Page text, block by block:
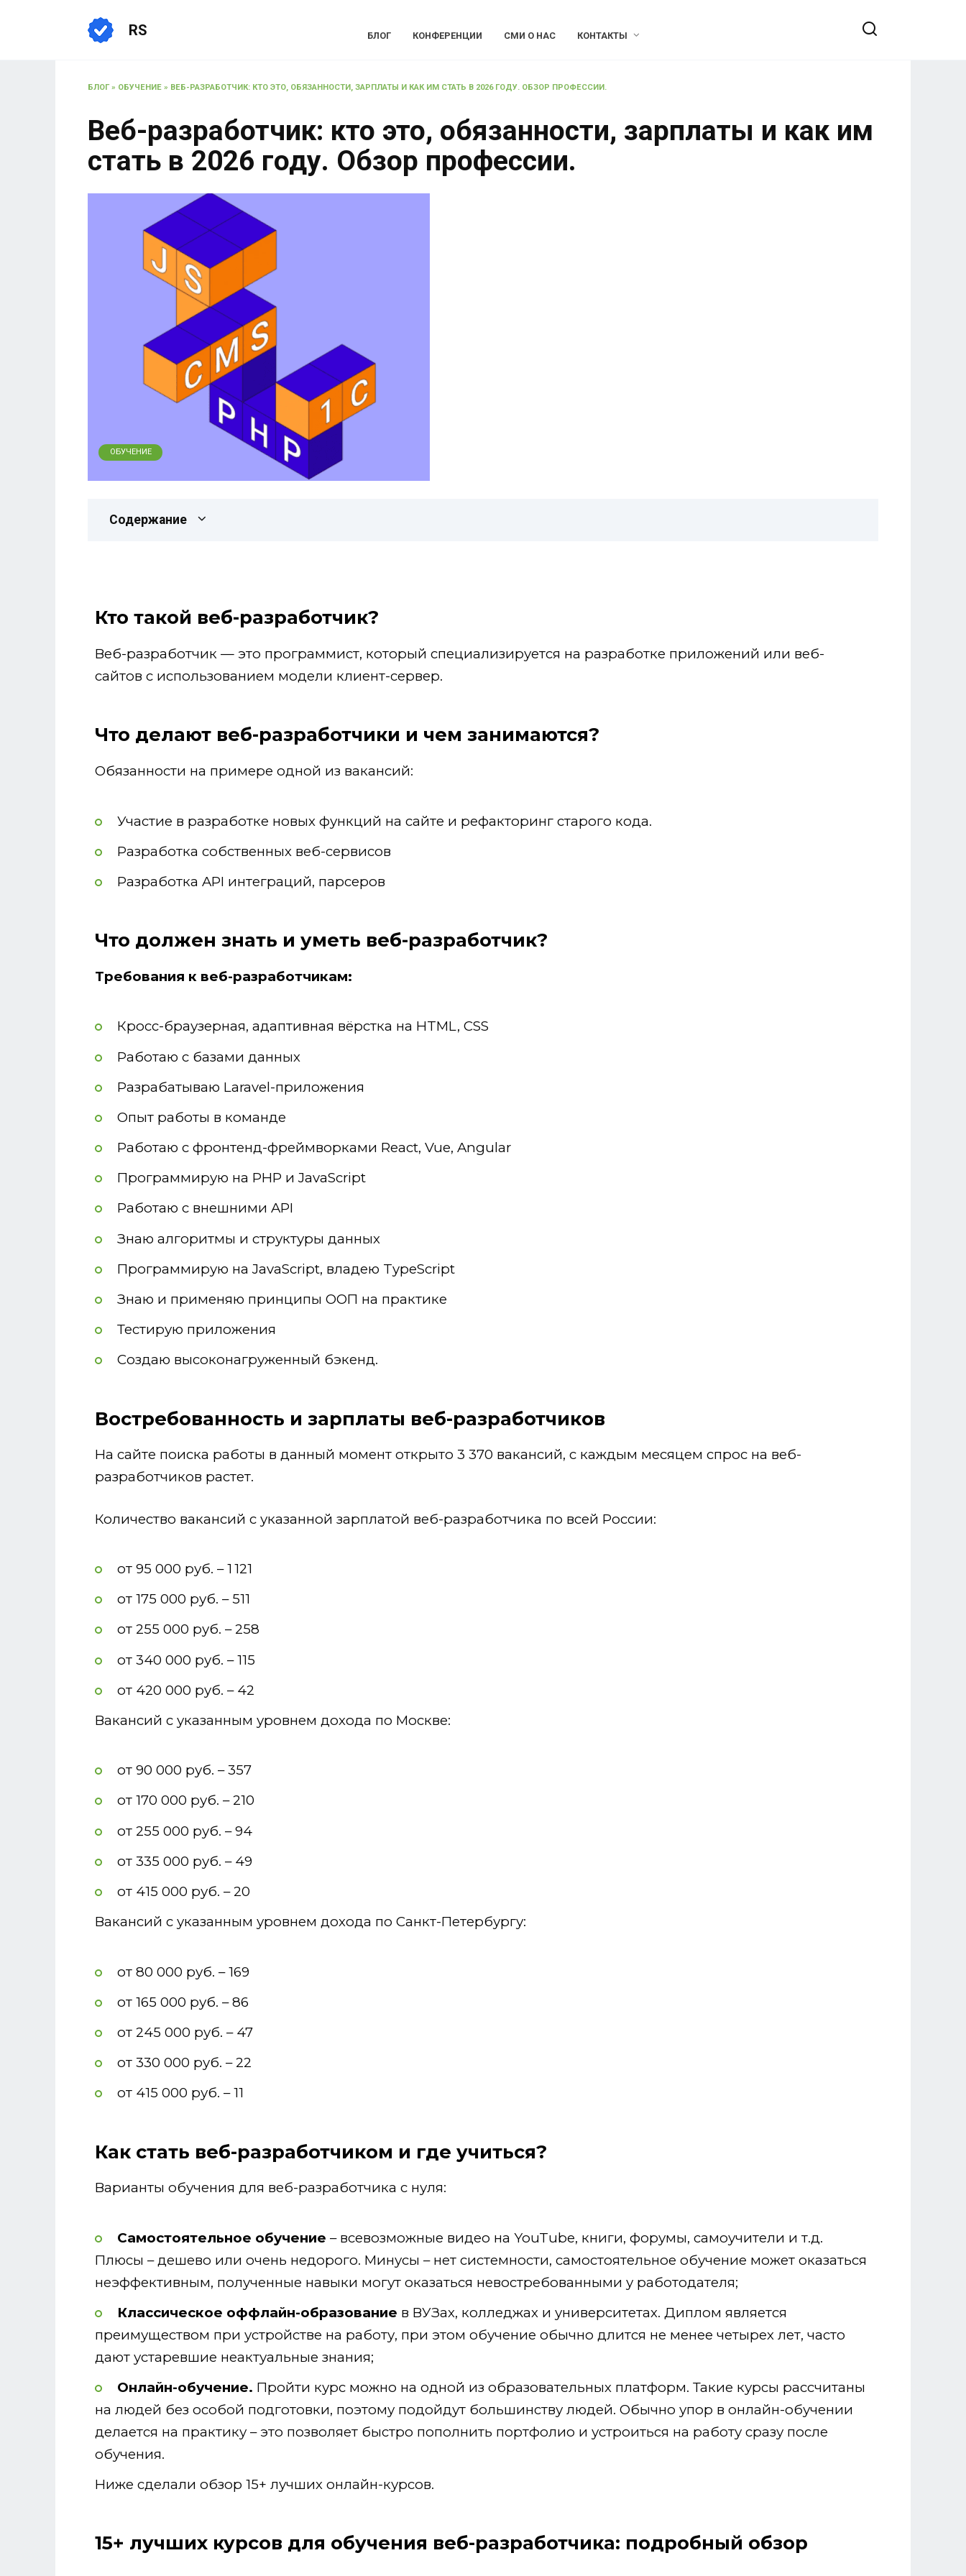
RS БЛОГ КОНФЕРЕНЦИИ СМИ О НАС КОНТАКТЫ
БЛОГ» ОБУЧЕНИЕ » ВЕБ-РАЗРАБОТЧИК: КТО ЭТО, ОБЯЗАННОСТИ, ЗАРПЛАТЫ И КАК ИМ СТАТЬ В 2026 ГОДУ. ОБЗОР ПРОФЕССИИ.
Веб-разработчик: кто это, обязанности, зарплаты и как им
стать в 2026 году. Обзор профессии.
ОБУЧЕНИЕ
Содержание
Кто такой веб-разработчик?
Веб-разработчик — это программист, который специализируется на разработке приложений или веб-
сайтов с использованием модели клиент-сервер.
Что делают веб-разработчики и чем занимаются?
Обязанности на примере одной из вакансий:
Участие в разработке новых функций на сайте и рефакторинг старого кода.
Разработка собственных веб-сервисов
Разработка API интеграций, парсеров
Что должен знать и уметь веб-разработчик?
Требования к веб-разработчикам:
Кросс-браузерная, адаптивная вёрстка на HTML, CSS
Работаю с базами данных
Разрабатываю Laravel-приложения
Опыт работы в команде
Работаю с фронтенд-фреймворками React, Vue, Angular
Программирую на PHP и JavaScript
Работаю с внешними API
Знаю алгоритмы и структуры данных
Программирую на JavaScript, владею TypeScript
Знаю и применяю принципы ООП на практике
Тестирую приложения
Создаю высоконагруженный бэкенд.
Востребованность и зарплаты веб-разработчиков
На сайте поиска работы в данный момент открыто 3 370 вакансий, с каждым месяцем спрос на веб-
разработчиков растет.
Количество вакансий с указанной зарплатой веб-разработчика по всей России:
от 95 000 руб. – 1 121
от 175 000 руб. – 511
от 255 000 руб. – 258
от 340 000 руб. – 115
от 420 000 руб. – 42
Вакансий с указанным уровнем дохода по Москве:
от 90 000 руб. – 357
от 170 000 руб. – 210
от 255 000 руб. – 94
от 335 000 руб. – 49
от 415 000 руб. – 20
Вакансий с указанным уровнем дохода по Санкт-Петербургу:
от 80 000 руб. – 169
от 165 000 руб. – 86
от 245 000 руб. – 47
от 330 000 руб. – 22
от 415 000 руб. – 11
Как стать веб-разработчиком и где учиться?
Варианты обучения для веб-разработчика с нуля:
Самостоятельное обучение – всевозможные видео на YouTube, книги, форумы, самоучители и т.д.
Плюсы – дешево или очень недорого. Минусы – нет системности, самостоятельное обучение может оказаться
неэффективным, полученные навыки могут оказаться невостребованными у работодателя;
Классическое оффлайн-образование в ВУЗах, колледжах и университетах. Диплом является
преимуществом при устройстве на работу, при этом обучение обычно длится не менее четырех лет, часто
дают устаревшие неактуальные знания;
Онлайн-обучение. Пройти курс можно на одной из образовательных платформ. Такие курсы рассчитаны
на людей без особой подготовки, поэтому подойдут большинству людей. Обычно упор в онлайн-обучении
делается на практику – это позволяет быстро пополнить портфолио и устроиться на работу сразу после
обучения.
Ниже сделали обзор 15+ лучших онлайн-курсов.
15+ лучших курсов для обучения веб-разработчика: подробный обзор